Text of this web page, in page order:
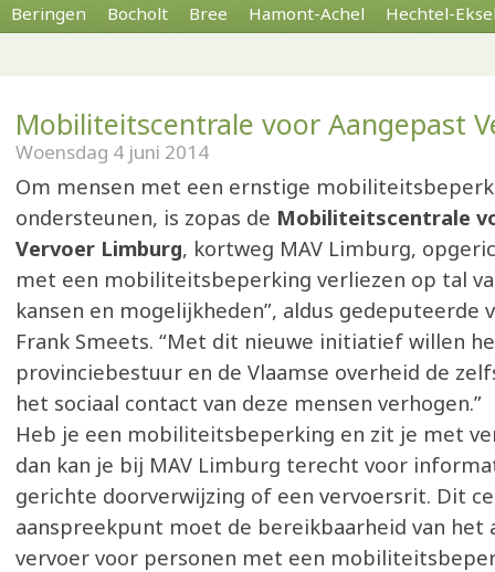
Beringen Bocholt Bree Hamont-Achel Hechtel-
Mobiliteitscentrale voor Aangepast
Woensdag 4 juni 2014
Om mensen met een ernstige
ondersteunen, is zopas de Mobiliteitscentrale
Vervoer Limburg, kortweg MAV Limburg,
met een mobiliteitsbeperking verliezen op tal
kansen en mogelijkheden”, aldus gedeputeerde
Frank Smeets. “Met dit nieuwe initiatief willen
provinciebestuur en de Vlaamse overheid de
het sociaal contact van deze mensen verhogen.”
Heb je een mobiliteitsbeperking en zit je met
dan kan je bij MAV Limburg terecht voor
gerichte doorverwijzing of een vervoersrit. Dit
aanspreekpunt moet de bereikbaarheid van het
vervoer voor personen met een